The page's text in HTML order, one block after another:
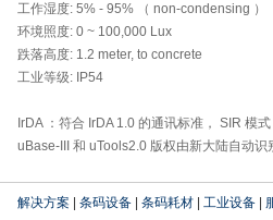
工作湿度: 5% - 95% （ non-condensing ）
环境照度: 0 ~ 100,000 Lux
跌落高度: 1.2 meter, to concrete
工业等级: IP54
IrDA ：符合 IrDA 1.0 的通讯标准， SIR 模
uBase-III 和 uTools2.0 版权由新大陆自动
解决方案 条码设备 条码耗材 工业设备